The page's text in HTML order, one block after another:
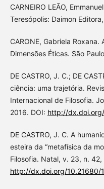
CARNEIRO LEÃO,
Teresópolis: Daimon
CARONE, Gabriela
Dimensões Éticas. São
DE CASTRO, J. C.; DE
ciência: uma trajetória.
Internacional de Filosofia.
2016. DOI: http://
DE CASTRO, J. C. A
esteira da “metafísica da
Filosofia. Natal, v. 23, n.
http://dx.doi.org/10.21680/